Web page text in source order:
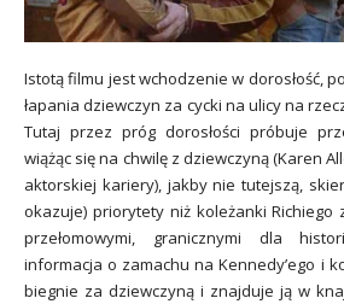
Istotą filmu jest wchodzenie w dorosłość,
łapania dziewczyn za cycki na ulicy na
Tutaj przez próg dorosłości próbuje
wiążąc się na chwilę z dziewczyną (Karen
aktorskiej kariery), jakby nie tutejszą,
okazuje) priorytety niż koleżanki Richiego
przełomowymi, granicznymi dla
informacja o zamachu na Kennedy’ego i
biegnie za dziewczyną i znajduje ją w